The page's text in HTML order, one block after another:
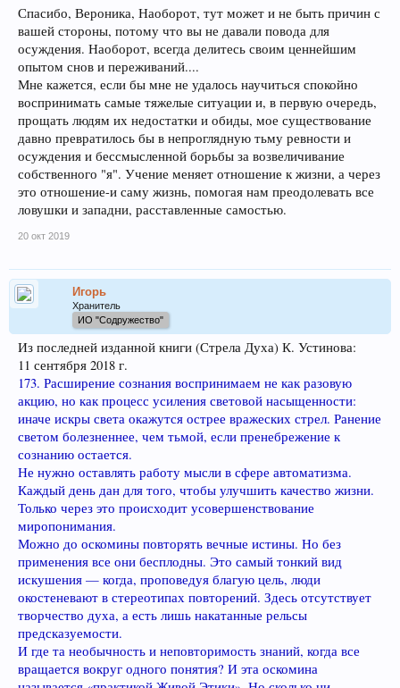
Спасибо, Вероника, Наоборот, тут может и не быть причин с
вашей стороны, потому что вы не давали повода для
осуждения. Наоборот, всегда делитесь своим ценнейшим
опытом снов и переживаний....
Мне кажется, если бы мне не удалось научиться спокойно
воспринимать самые тяжелые ситуации и, в первую очередь,
прощать людям их недостатки и обиды, мое существование
давно превратилось бы в непроглядную тьму ревности и
осуждения и бессмысленной борьбы за возвеличивание
собственного "я". Учение меняет отношение к жизни, а через
это отношение-и саму жизнь, помогая нам преодолевать все
ловушки и западни, расставленные самостью.
20 окт 2019
Игорь
Хранитель
ИО "Содружество"
Из последней изданной книги (Стрела Духа) К. Устинова:
11 сентября 2018 г.
173. Расширение сознания воспринимаем не как разовую
акцию, но как процесс усиления световой насыщенности:
иначе искры света окажутся острее вражеских стрел. Ранение
светом болезненнее, чем тьмой, если пренебрежение к
сознанию остается.
Не нужно оставлять работу мысли в сфере автоматизма.
Каждый день дан для того, чтобы улучшить качество жизни.
Только через это происходит усовершенствование
миропонимания.
Можно до оскомины повторять вечные истины. Но без
применения все они бесплодны. Это самый тонкий вид
искушения — когда, проповедуя благую цель, люди
окостеневают в стереотипах повторений. Здесь отсутствует
творчество духа, а есть лишь накатанные рельсы
предсказуемости.
И где та необычность и неповторимость знаний, когда все
вращается вокруг одного понятия? И эта оскомина